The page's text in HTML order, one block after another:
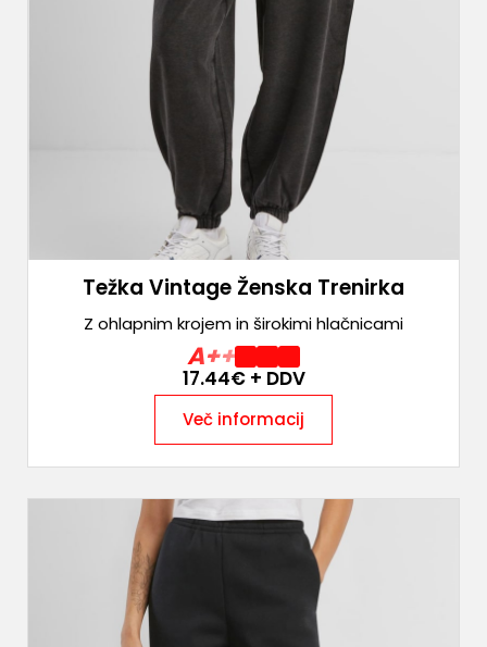
Težka Vintage Ženska Trenirka
Z ohlapnim krojem in širokimi hlačnicami
A++
17.44€ + DDV
Več informacij